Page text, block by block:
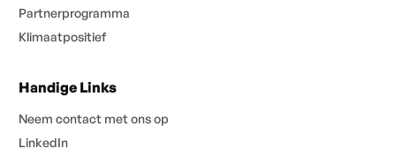
Partnerprogramma
Klimaatpositief
Handige Links
Neem contact met ons op
LinkedIn